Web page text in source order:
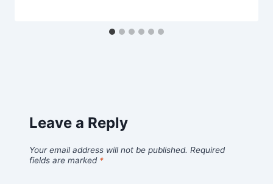
Leave a Reply
Your email address will not be published. Required
fields are marked *